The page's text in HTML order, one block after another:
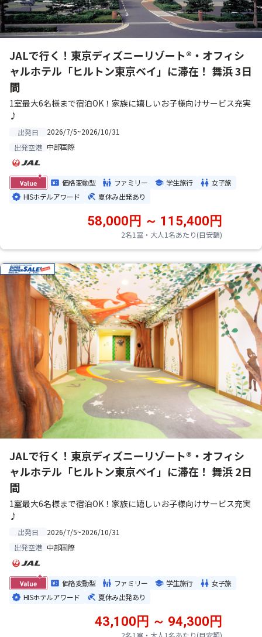
JALで行く！東京ディズニーリゾート®・オフィシ
ャルホテル「ヒルトン東京ベイ」に滞在！ 舞浜 3日
間
1室最大6名様まで宿泊OK！家族に嬉しいお子様向けサービス充実
♪
出発日
2026/7/5~2026/10/31
出発空港 中部国際
価格変動型 ファミリー 学生旅行
女子旅
HISホテルアワード
夏休み出発あり
2名1室・大人1名あたり(目安額)
58,000円 ～ 115,400円
JALで行く！東京ディズニーリゾート®・オフィシ
ャルホテル「ヒルトン東京ベイ」に滞在！ 舞浜 2日
間
1室最大6名様まで宿泊OK！家族に嬉しいお子様向けサービス充実
♪
出発日
2026/7/5~2026/10/31
出発空港 中部国際
価格変動型 ファミリー 学生旅行
女子旅
HISホテルアワード
夏休み出発あり
2名1室・大人1名あたり(目安額)
43,100円 ～ 94,300円